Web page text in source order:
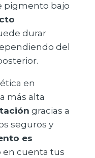
pigmento bajo
durar
del
en
más alta
gracias a
seguros y
es
en cuenta tus